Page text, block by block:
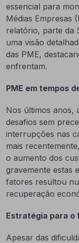
essencial para
Médias Empresas
relatório, parte da
uma visão
das PME,
enfrentam.
PME em tempos
Nos últimos anos,
desafios sem
interrupções nas
mais
o aumento dos
gravemente estas
fatores resultou
recuperação
Estratégia para o
Apesar das